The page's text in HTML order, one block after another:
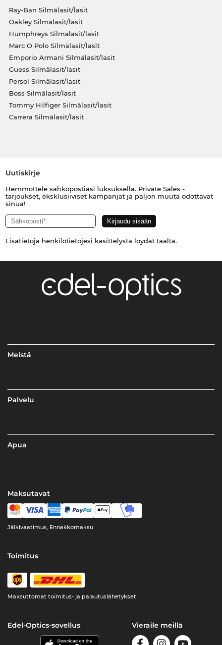
Ray-Ban Silmälasit/lasit
Oakley Silmälasit/lasit
Humphreys Silmälasit/lasit
Marc O Polo Silmälasit/lasit
Emporio Armani Silmälasit/lasit
Guess Silmälasit/lasit
Persol Silmälasit/lasit
Boss Silmälasit/lasit
Tommy Hilfiger Silmälasit/lasit
Carrera Silmälasit/lasit
Uutiskirje
Hemmottele sähköpostiasi luksuksella. Private Sales -
tarjoukset, eksklusiiviset kampanjat ja paljon muuta odottavat
sinua!
Lisätietoja henkilötietojesi käsittelystä löydät täältä.
Meistä
Palvelu
Apua
Maksutavat
Jälkivaatimus, Ennakkomaksu
Toimitus
Maksuttomat toimitus- ja palautuslähetykset
Edel-Optics-sovellus Vieraile meillä